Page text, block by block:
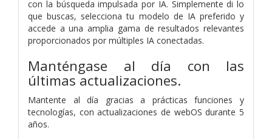
con la búsqueda impulsada por IA. Simplemente di lo
que buscas, selecciona tu modelo de IA preferido y
accede a una amplia gama de resultados relevantes
proporcionados por múltiples IA conectadas.
Manténgase al día con las
últimas actualizaciones.
Mantente al día gracias a prácticas funciones y
tecnologías, con actualizaciones de webOS durante 5
años.